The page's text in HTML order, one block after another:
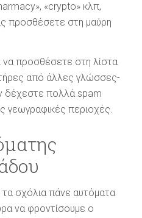
«crypto» κλπ,
προσθέσετε στη μαύρη
να προσθέσετε στη λίστα
από άλλες γλώσσες-
δέχεστε πολλά spam
γεωγραφικές περιοχές.
σχόλια πάνε αυτόματα
να φροντίσουμε ο